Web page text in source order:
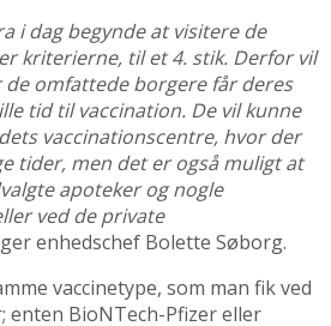
i dag begynde at visitere de
kriterierne, til et 4. stik. Derfor vil
de omfattede borgere får deres
tid til vaccination. De vil kunne
vaccinationscentre, hvor der
tider, men det er også muligt at
apoteker og nogle
ved de private
enhedschef Bolette Søborg.
vaccinetype, som man fik ved
enten BioNTech-Pfizer eller